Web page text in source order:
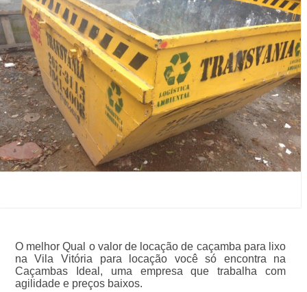
O melhor Qual o valor de locação de caçamba para lixo
na Vila Vitória para locação você só encontra na
Caçambas Ideal, uma empresa que trabalha com
agilidade e preços baixos.